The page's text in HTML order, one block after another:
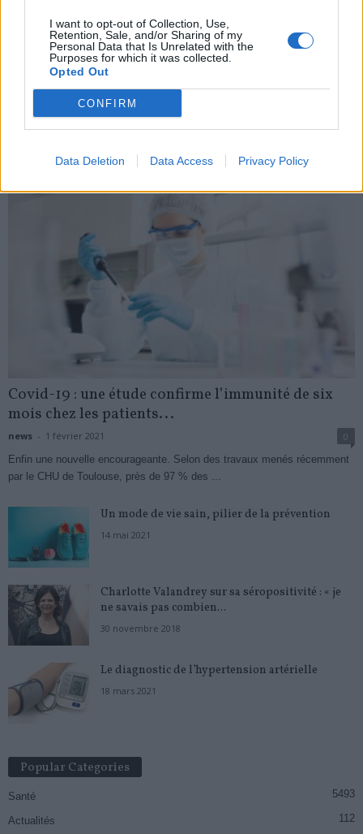
I want to opt-out of Collection, Use,
Retention, Sale, and/or Sharing of my
Personal Data that Is Unrelated with the
Purposes for which it was collected.
Opted Out
CONFIRM
Data Deletion Data Access Privacy Policy
10 août 2020
Variant Delta : quels pays se reconfinent ?
My Favorites
Covid-19 : une étude confirme l’immunité de six
mois chez les patients...
news - 1 février 2021
0
Enfin une nouvelle encourageante. Selon des travaux menés récemment
par le CHU de Toulouse, près de 97 % des ...
Un mode de vie sain, pilier de la prévention
14 mai 2021
Charlotte Valandrey sur sa séropositivité : « je
ne savais pas combien...
30 novembre 2018
Le diagnostic de l’hypertension artérielle
18 mars 2021
Popular Categories
Santé 5493
Actualités 112